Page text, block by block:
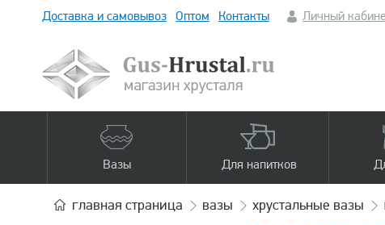
Доставка и самовывоз Оптом Контакты Личный
Вазы Для напитков
главная страница вазы хрустальные вазы